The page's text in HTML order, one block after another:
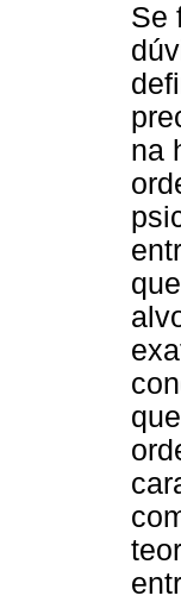
Se
na